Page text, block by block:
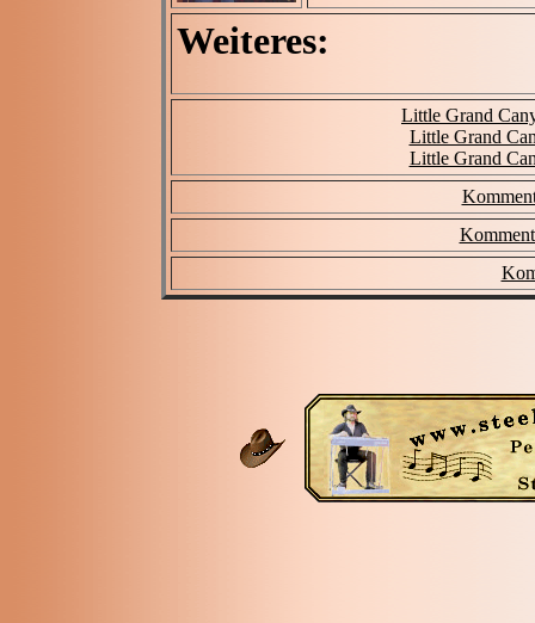
Weiteres:
Little Grand
Little Grand
Little Grand